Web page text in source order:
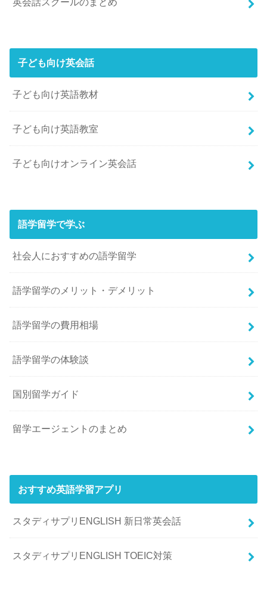
子ども向け英会話
子ども向け英語教材
子ども向け英語教室
子ども向けオンライン英会話
語学留学で学ぶ
社会人におすすめの語学留学
語学留学のメリット・デメリット
語学留学の費用相場
語学留学の体験談
国別留学ガイド
留学エージェントのまとめ
おすすめ英語学習アプリ
スタディサプリENGLISH 新日常英会話
スタディサプリENGLISH TOEIC対策